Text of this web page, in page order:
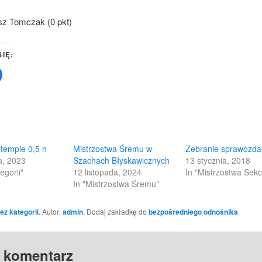
Tomczak (0 pkt)
Click
0,5 h
2023
Mistrzostwa Śremu w
Szachach Błyskawicznych
12 listopada, 2024
In "Mistrzostwa Śremu"
Zebranie
13 stycznia, 2018
In "Mistrzostwa
kategorii. Autor:admin. Dodaj zakładkę do bezpośredniego odnośnika.